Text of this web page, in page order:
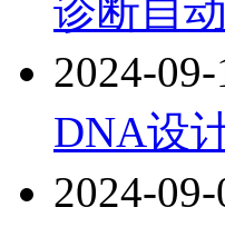
诊断自
2024-
DNA设
2024-